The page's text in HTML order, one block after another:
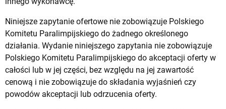
Niniejsze zapytanie ofertowe nie zobowiązuje Polskiego
Komitetu Paralimpijskiego do żadnego określonego
działania. Wydanie niniejszego zapytania nie zobowiązuje
Polskiego Komitetu Paralimpijskiego do akceptacji oferty w
całości lub w jej części, bez względu na jej zawartość
cenową i nie zobowiązuje do składania wyjaśnień czy
powodów akceptacji lub odrzucenia oferty.